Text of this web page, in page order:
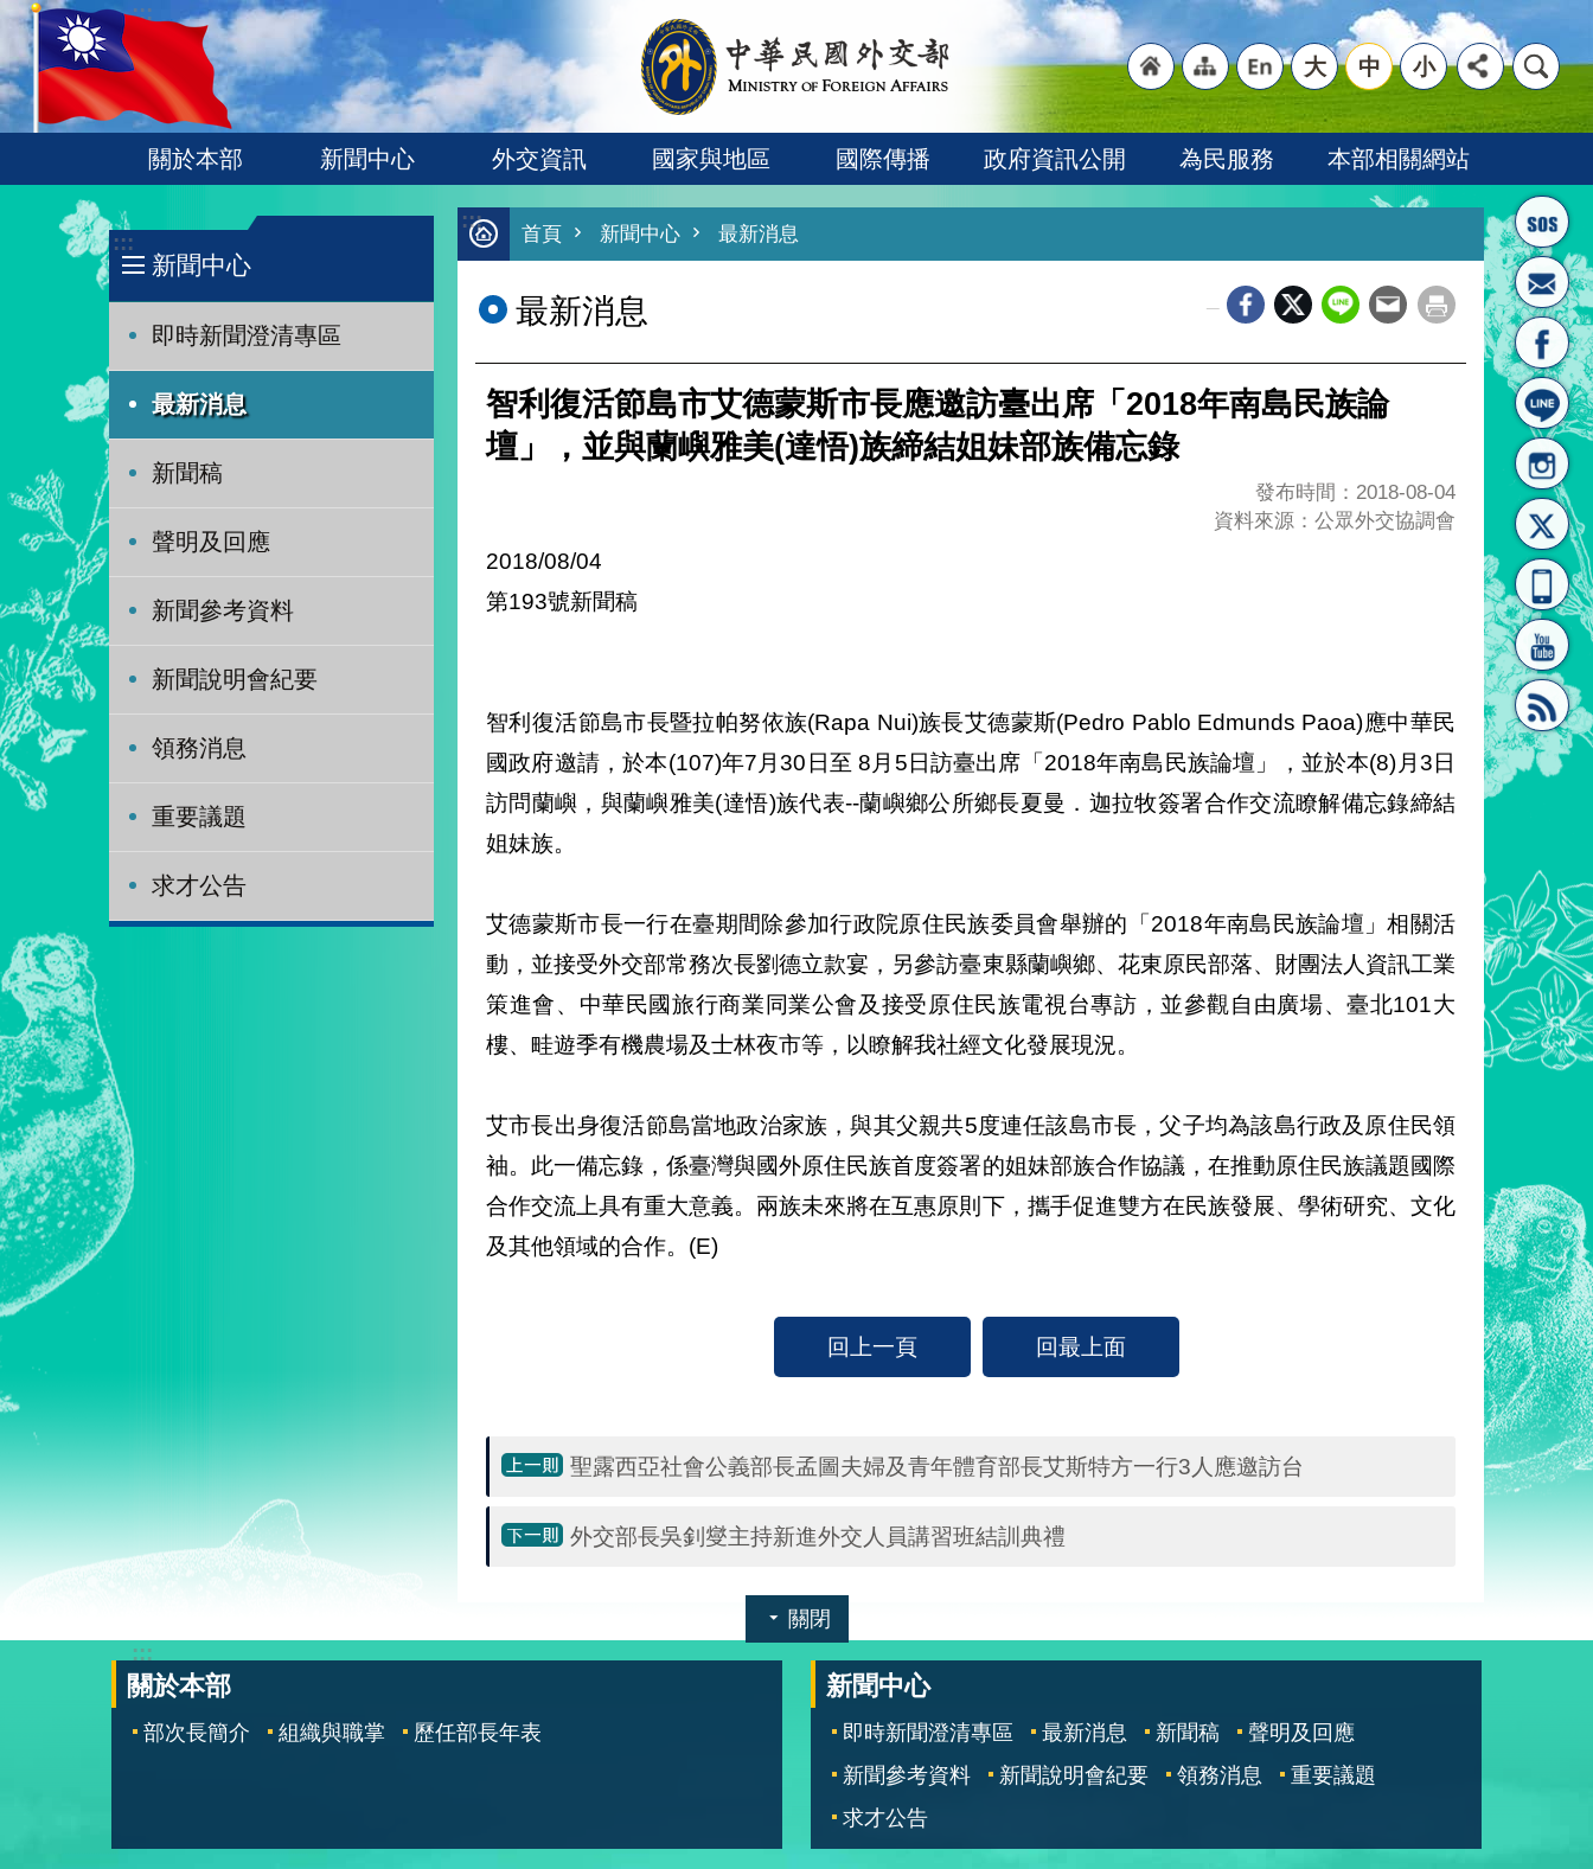
跳到主要內容區塊
:::
首頁
結]"
"網
站導
[連
"英
文語
大 中 小
關於本部 新聞中心 外交資訊 國家與地區 國際傳播 政府資訊公開 為民服務 本部相關網站
:::
新聞中心
即時新聞澄清專區
最新消息
新聞稿
聲明及回應
新聞參考資料
新聞說明會紀要
領務消息
重要議題
求才公告
:::
首頁 新聞中心 最新消息
最新消息
智利復活節島市艾德蒙斯市長應邀訪臺出席「2018年南島民族論
壇」，並與蘭嶼雅美(達悟)族締結姐妹部族備忘錄
發布時間：2018-08-04
資料來源：公眾外交協調會
2018/08/04
第193號新聞稿
智利復活節島市長暨拉帕努依族(Rapa Nui)族長艾德蒙斯(Pedro Pablo Edmunds Paoa)應中華民
國政府邀請，於本(107)年7月30日至 8月5日訪臺出席「2018年南島民族論壇」，並於本(8)月3日
訪問蘭嶼，與蘭嶼雅美(達悟)族代表--蘭嶼鄉公所鄉長夏曼．迦拉牧簽署合作交流瞭解備忘錄締結
姐妹族。
艾德蒙斯市長一行在臺期間除參加行政院原住民族委員會舉辦的「2018年南島民族論壇」相關活
動，並接受外交部常務次長劉德立款宴，另參訪臺東縣蘭嶼鄉、花東原民部落、財團法人資訊工業
策進會、中華民國旅行商業同業公會及接受原住民族電視台專訪，並參觀自由廣場、臺北101大
樓、畦遊季有機農場及士林夜市等，以瞭解我社經文化發展現況。
艾市長出身復活節島當地政治家族，與其父親共5度連任該島市長，父子均為該島行政及原住民領
袖。此一備忘錄，係臺灣與國外原住民族首度簽署的姐妹部族合作協議，在推動原住民族議題國際
合作交流上具有重大意義。兩族未來將在互惠原則下，攜手促進雙方在民族發展、學術研究、文化
及其他領域的合作。(E)
回上一頁 回最上面
聖露西亞社會公義部長孟圖夫婦及青年體育部長艾斯特方一行3人應邀訪台
外交部長吳釗燮主持新進外交人員講習班結訓典禮
關閉
:::
關於本部
部次長簡介 組織與職掌 歷任部長年表
新聞中心
即時新聞澄清專區 最新消息 新聞稿
聲明及回應
新聞參考資料
新聞說明會紀要 領務消息
重要議題
求才公告